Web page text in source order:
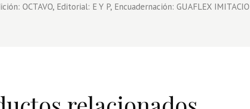
OCTAVO, Editorial: E Y P, Encuadernación: GUAFLEX